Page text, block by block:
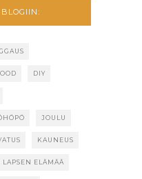
DIY
JOULU
KAUNEUS
LAPSEN ELÄMÄÄ